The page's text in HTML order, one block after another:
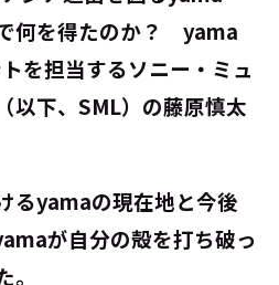
何を得たのか？ yama
を担当するソニー・ミュ
以下、SML）の藤原慎太
るyamaの現在地と今後
が自分の殻を打ち破っ